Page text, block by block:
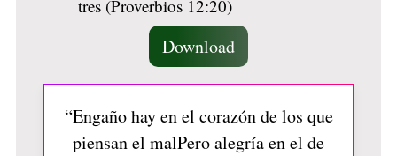
Download
“Engaño hay en el corazón de los que
piensan el malPero alegría en el de